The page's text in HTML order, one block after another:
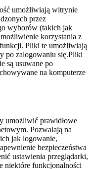
umożliwiają witrynie
przez
wyborów (takich jak
korzystania z
Pliki te umożliwiają
po zalogowaniu się.Pliki
są usuwane po
na komputerze
umożliwić prawidłowe
Pozwalają na
jak logowanie,
bezpieczeństwa
ustawienia przeglądarki,
niektóre funkcjonalności